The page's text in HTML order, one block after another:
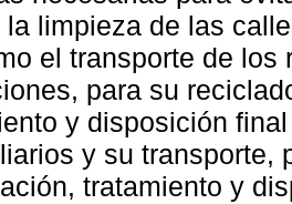
la limpieza de las
el transporte de los
para su
y disposición
y su transporte,
tratamiento y